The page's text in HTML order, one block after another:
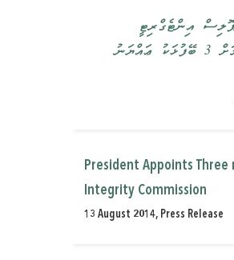
އިންޓެގްރިޓީ
ކޮމިޝަނުގެ މެންބަރުކަމަށް 3 ‏‏ބޭފުޅަކު ޢައްޔަނު
President Appoints
Integrity ‎Commission
13 August 2014, Press Release